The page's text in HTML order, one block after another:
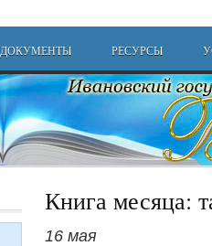
ДОКУМЕНТЫ РЕСУРСЫ
Книга месяца:
16 мая